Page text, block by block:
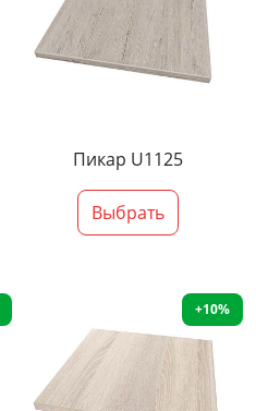
Пикар U1125
Выбрать
+10%